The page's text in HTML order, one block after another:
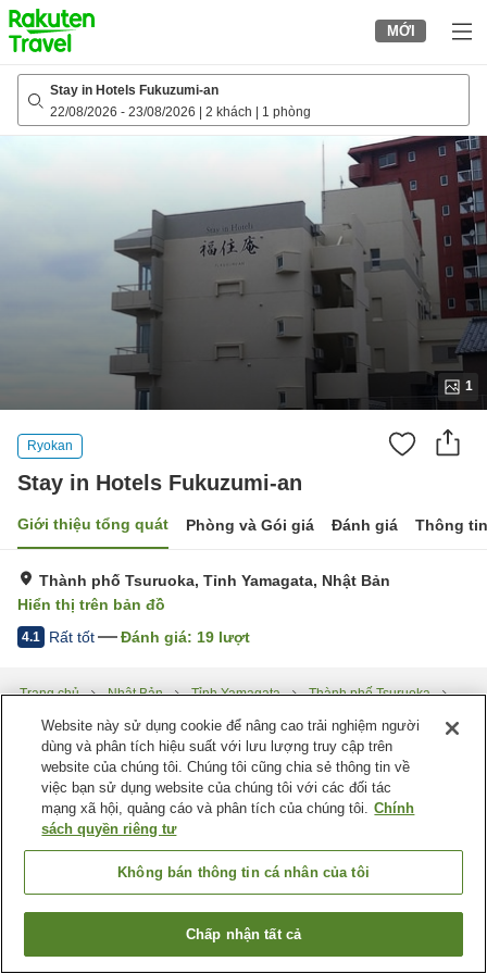
to
top
page
MỚI
Stay in Hotels Fukuzumi-an
22/08/2026 - 23/08/2026 2 khách 1 phòng
1
Ryokan
Stay in Hotels Fukuzumi-an
Giới thiệu tổng quát Phòng và Gói giá Đánh giá Thông
Thành phố Tsuruoka, Tỉnh Yamagata, Nhật Bản
Hiển thị trên bản đồ
4.1 Rất tốt Đánh giá: 19 lượt
Trang chủ Nhật Bản Tỉnh Yamagata
Thành phố Tsuruoka
Tìm phòng trống
Website này sử dụng cookie để nâng cao trải nghiệm người
dùng và phân tích hiệu suất với lưu lượng truy cập trên
website của chúng tôi. Chúng tôi cũng chia sẻ thông tin về
việc bạn sử dụng website của chúng tôi với các đối tác
mạng xã hội, quảng cáo và phân tích của chúng tôi. Chính
sách quyền riêng tư
Không bán thông tin cá nhân của tôi
Chấp nhận tất cả